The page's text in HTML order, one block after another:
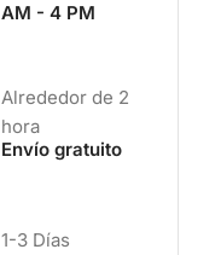
AM - 4 PM
Alrededor de 2
hora
Envío gratuito
1-3 Días